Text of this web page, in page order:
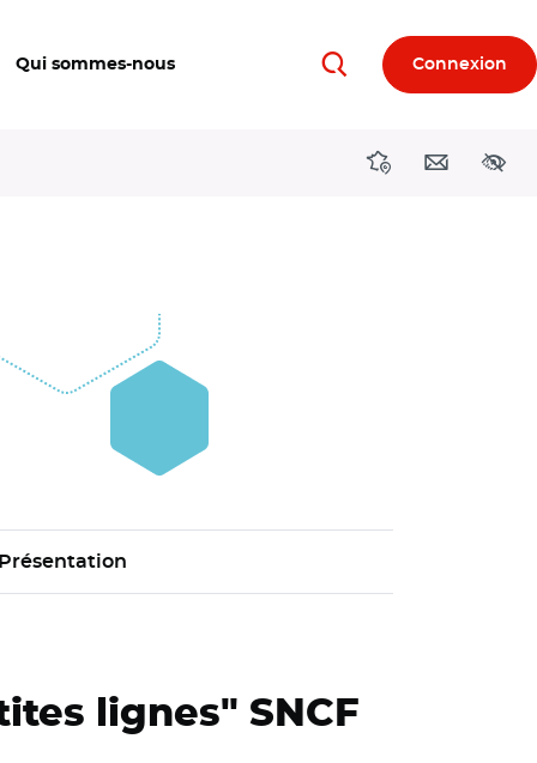
Qui sommes-nous RechercherConnexion
DirectionsContact
Présentation
lignes" SNCF